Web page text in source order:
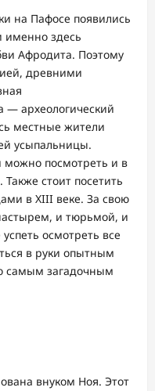
на Пафосе появились
именно здесь
Афродита. Поэтому
древними
― археологический
местные жители
усыпальницы.
можно посмотреть и в
стоит посетить
в XIII веке. За свою
и тюрьмой, и
осмотреть все
в руки опытным
самым загадочным
внуком Ноя. Этот